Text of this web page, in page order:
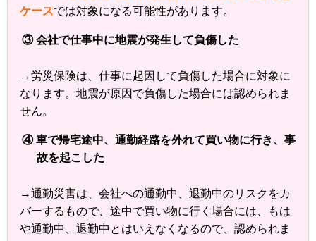
ケースでは対象になる可能性があります。
③ 会社で仕事中に地震が発生して負傷した
→労災保険は、仕事に起因して負傷した場合に対象に
なります。地震が原因で負傷した場合には認められま
せん。
④ 車で帰宅途中、通勤経路を外れて買い物に行き、事
故を起こした
→通勤災害は、会社への通勤中、退勤中のリスクをカ
バーするもので、途中で買い物に行く場合には、もは
や通勤中、退勤中とはいえなくなるので、認められま